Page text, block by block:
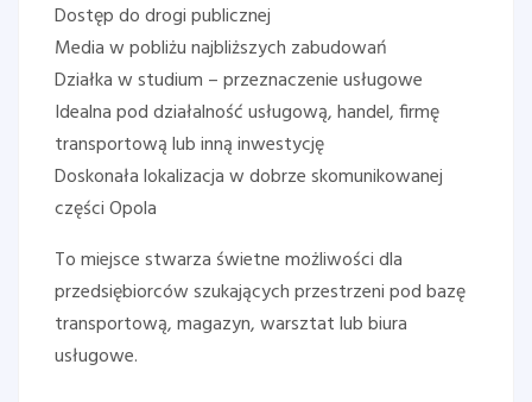
Dostęp do drogi publicznej
Media w pobliżu najbliższych zabudowań
Działka w studium – przeznaczenie usługowe
Idealna pod działalność usługową, handel, firmę
transportową lub inną inwestycję
Doskonała lokalizacja w dobrze skomunikowanej
części Opola
To miejsce stwarza świetne możliwości dla
przedsiębiorców szukających przestrzeni pod bazę
transportową, magazyn, warsztat lub biura
usługowe.